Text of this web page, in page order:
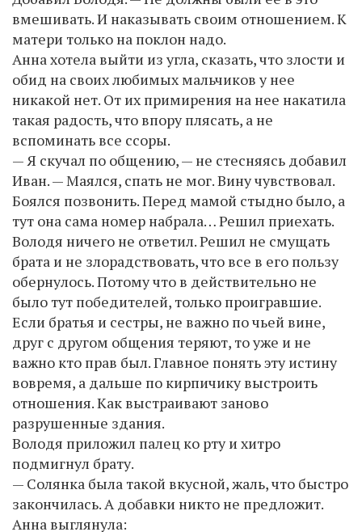
вмешивать. И наказывать своим отношением. К
матери только на поклон надо.
Анна хотела выйти из угла, сказать, что злости и
обид на своих любимых мальчиков у нее
никакой нет. От их примирения на нее накатила
такая радость, что впору плясать, а не
вспоминать все ссоры.
— Я скучал по общению, — не стесняясь добавил
Иван. — Маялся, спать не мог. Вину чувствовал.
Боялся позвонить. Перед мамой стыдно было, а
тут она сама номер набрала… Решил приехать.
Володя ничего не ответил. Решил не смущать
брата и не злорадствовать, что все в его пользу
обернулось. Потому что в действительно не
было тут победителей, только проигравшие.
Если братья и сестры, не важно по чьей вине,
друг с другом общения теряют, то уже и не
важно кто прав был. Главное понять эту истину
вовремя, а дальше по кирпичику выстроить
отношения. Как выстраивают заново
разрушенные здания.
Володя приложил палец ко рту и хитро
подмигнул брату.
— Солянка была такой вкусной, жаль, что быстро
закончилась. А добавки никто не предложит.
Анна выглянула: